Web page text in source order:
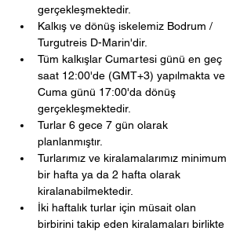
gerçekleşmektedir.
Kalkış ve dönüş iskelemiz Bodrum /
Turgutreis D-Marin'dir.
Tüm kalkışlar Cumartesi günü en geç
saat 12:00'de (GMT+3) yapılmakta ve
Cuma günü 17:00'da dönüş
gerçekleşmektedir.
Turlar 6 gece 7 gün olarak
planlanmıştır.
Turlarımız ve kiralamalarımız minimum
bir hafta ya da 2 hafta olarak
kiralanabilmektedir.
İki haftalık turlar için müsait olan
birbirini takip eden kiralamaları birlikte